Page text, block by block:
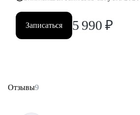
Записаться 5 990 ₽
Отзывы9